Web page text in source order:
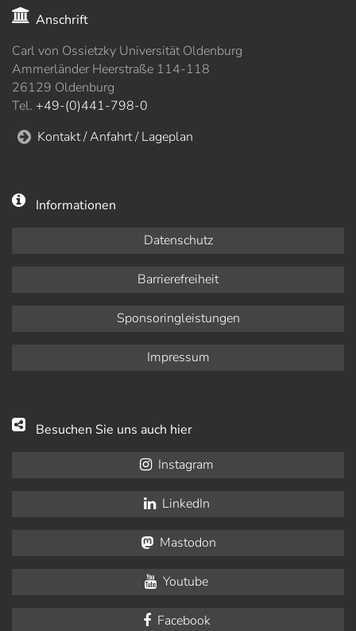
Anschrift
Carl von Ossietzky Universität Oldenburg
Ammerländer Heerstraße 114-118
26129 Oldenburg
Tel. +49-(0)441-798-0
Kontakt / Anfahrt / Lageplan
Informationen
Datenschutz
Barrierefreiheit
Sponsoringleistungen
Impressum
Besuchen Sie uns auch hier
Instagram
LinkedIn
Mastodon
Youtube
Facebook